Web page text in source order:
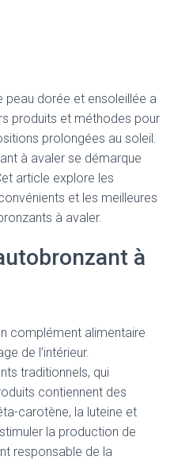
peau dorée et ensoleillée a
produits et méthodes pour
prolongées au soleil.
à avaler se démarque
article explore les
et les meilleures
à avaler.
à
complément alimentaire
de l’intérieur.
traditionnels, qui
contiennent des
carotène, la luteine et
la production de
responsable de la